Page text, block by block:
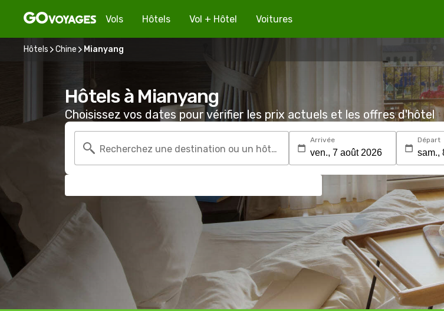
Vols Hôtels Vol + Hôtel Voitures
Hôtels Chine Mianyang
Hôtels à Mianyang
Choisissez vos dates pour vérifier les prix actuels et les offres d'hôtel
Recherchez une destination ou un hôtel
Arrivée Départ